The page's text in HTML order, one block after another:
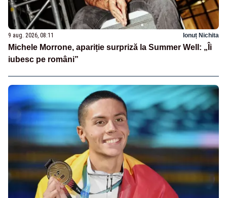
9 aug. 2026, 08:11 Ionuț Nichita
Michele Morrone, apariție surpriză la Summer Well: „Îi
iubesc pe români”